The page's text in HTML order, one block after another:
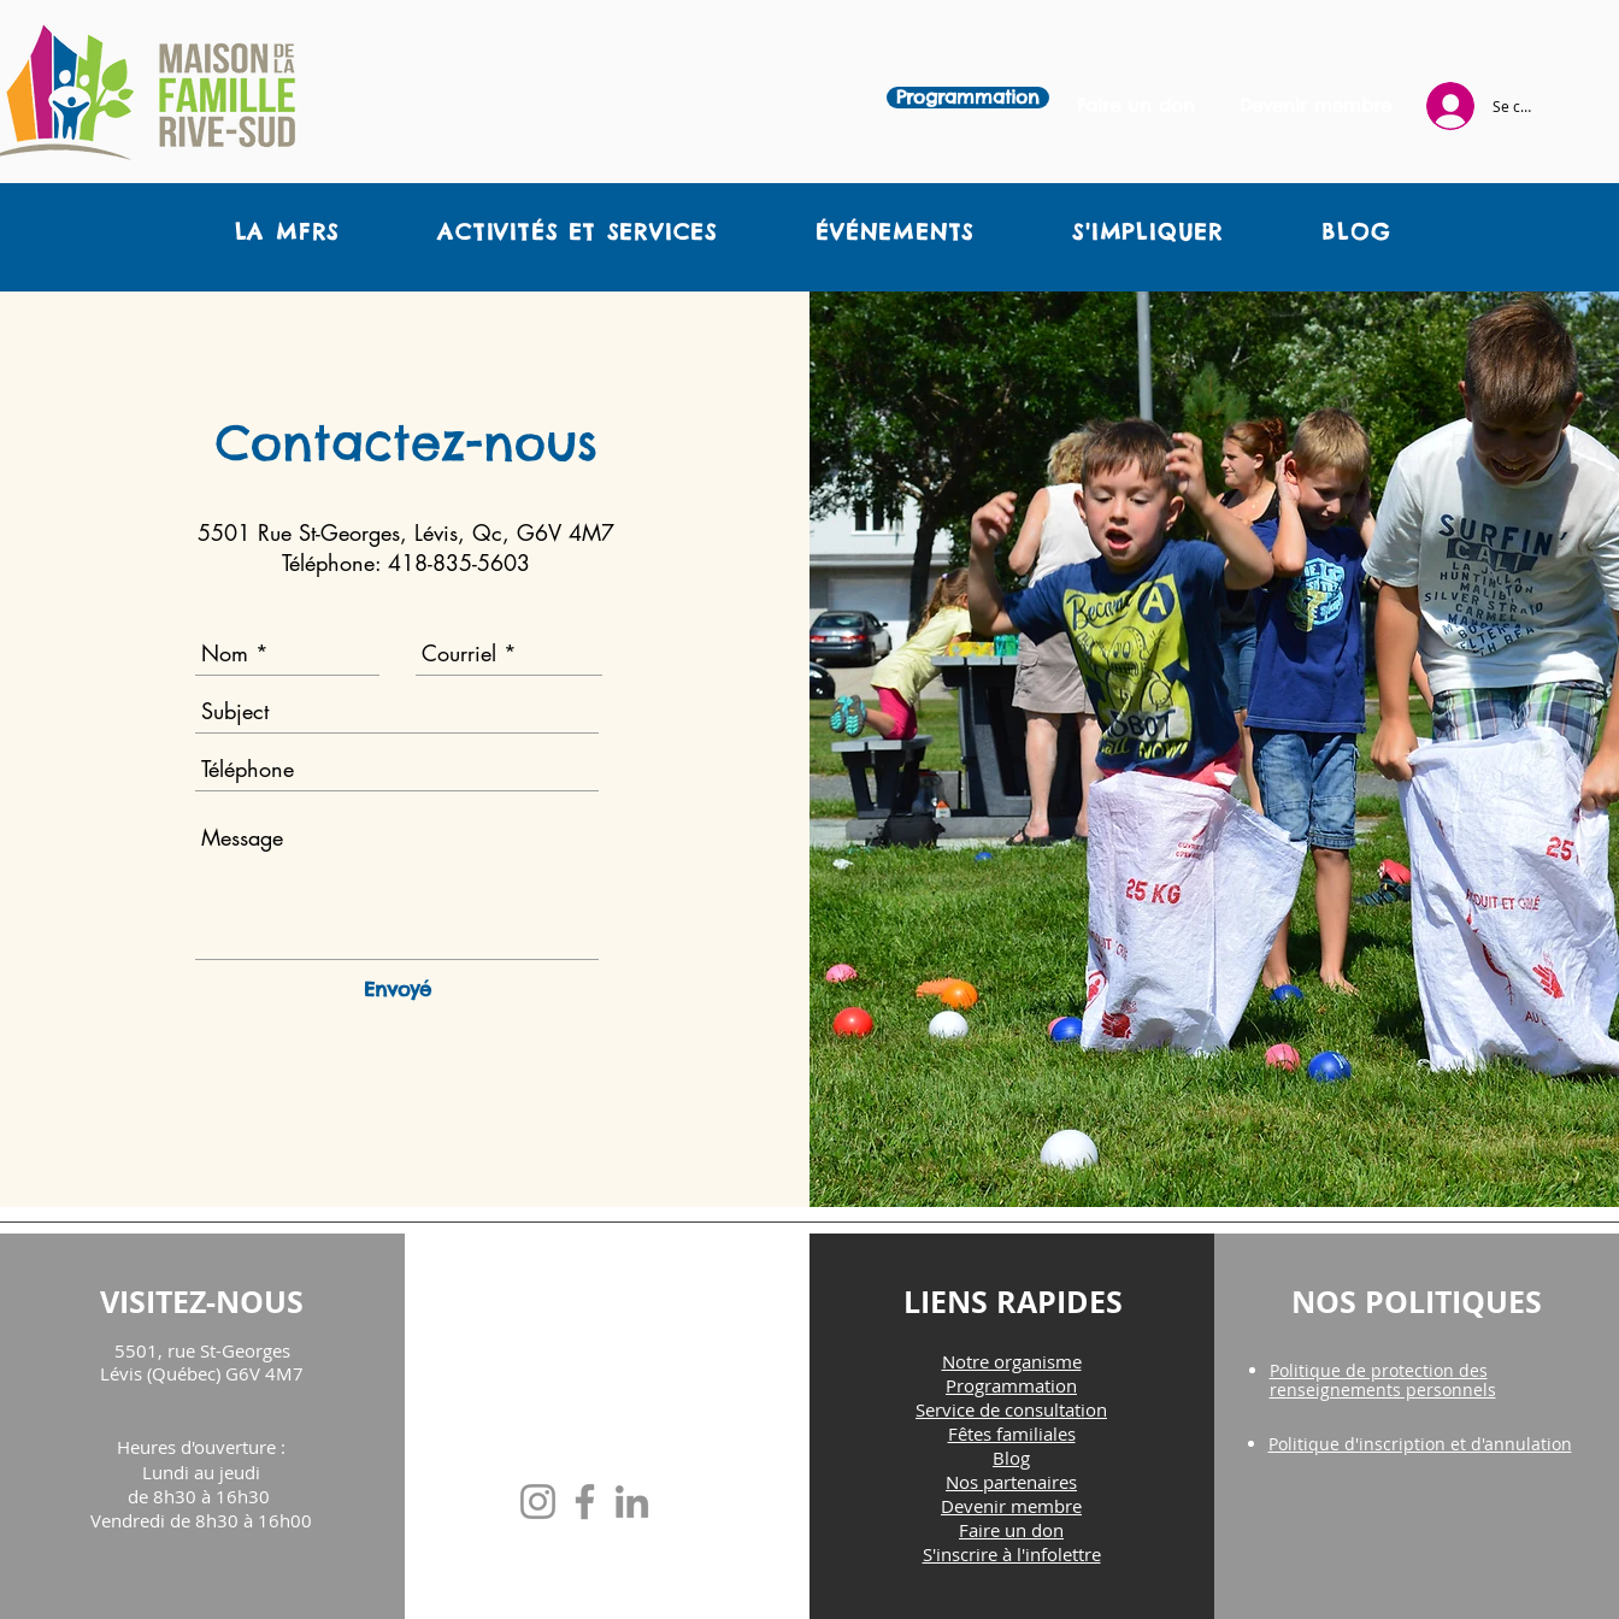
Programmation Se connecter
LA MFRS ACTIVITÉS ET SERVICES ÉVÉNEMENTS S'IMPLIQUER BLOG
Contactez-nous
5501 Rue St-Georges, Lévis, Qc, G6V 4M7
Téléphone: 418-835-5603
Envoyé
VISITEZ-NOUS
5501, rue St-Georges
Lévis (Québec) G6V 4M7
Heures d'ouverture :
Lundi au jeudi
de 8h30 à 16h30
Vendredi de 8h30 à 16h00
LIENS RAPIDES
Notre organisme
Programmation
Service de consultation
Fêtes familiales
Blog
Nos partenaires
Devenir membre
Faire un don
S'inscrire à l'infolettre
NOS POLITIQUES
Politique de protection des
renseignements personnels
Politique d'inscription et d'annulation